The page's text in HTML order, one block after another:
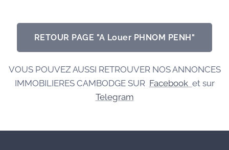
RETOUR PAGE "A Louer PHNOM PENH"
VOUS POUVEZ AUSSI RETROUVER NOS ANNONCES
IMMOBILIERES CAMBODGE SUR Facebook et sur
Telegram